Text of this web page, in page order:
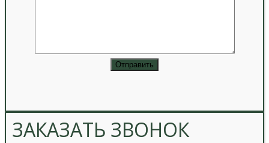
ЗАКАЗАТЬ ЗВОНОК